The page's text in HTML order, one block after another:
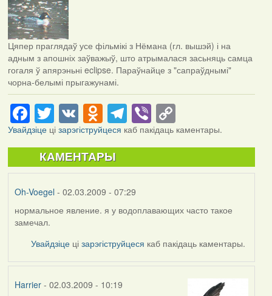
Цяпер праглядаў усе фільмікі з Нёмана (гл. вышэй) і на
адным з апошніх заўважыў, што атрымалася засьняць самца
гогаля ў апярэньні eclipse. Параўнайце з "сапраўднымі"
чорна-белымі прыгажунамі.
Facebook
Twitter
VKOdnoklassniki
Telegram
ViberCopy
Link
Увайдзіцеці зарэгіструйцеся каб пакідаць каментары.
КАМЕНТАРЫ
Oh-Voegel - 02.03.2009 - 07:29
нормальное явление. я у водоплавающих часто такое
замечал.
Увайдзіце цізарэгіструйцеся каб пакідаць каментары.
Harrier- 02.03.2009 - 10:19